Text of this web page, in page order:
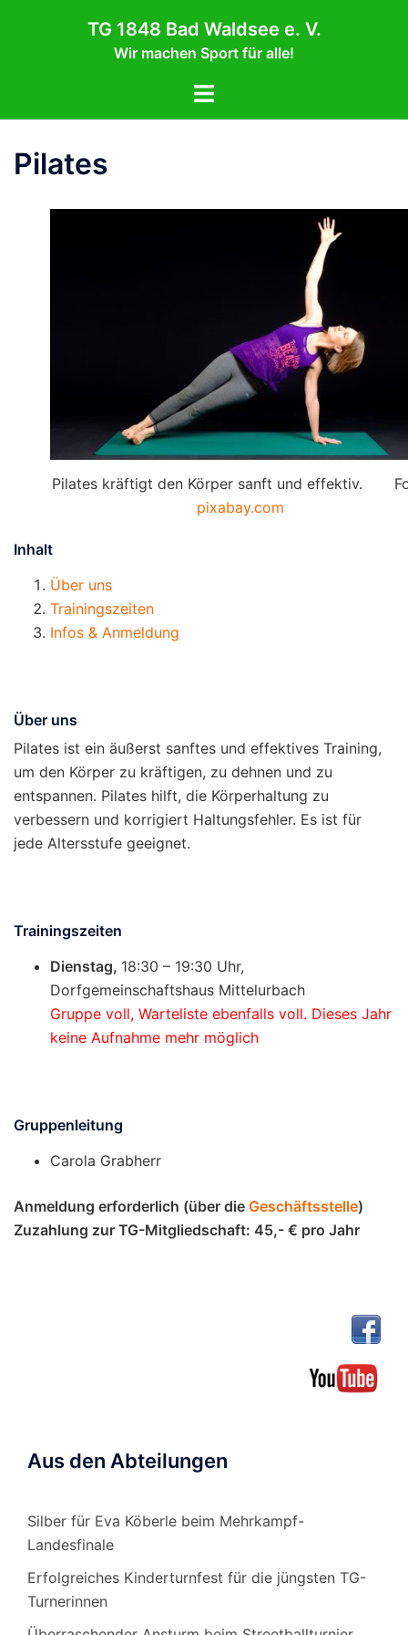
TG 1848 Bad Waldsee e. V.
Wir machen Sport für alle!
Menü
Pilates
Pilates kräftigt den Körper sanft und effektiv.
pixabay.com
Inhalt
Über uns
Trainingszeiten
Infos & Anmeldung
Über uns
Pilates ist ein äußerst sanftes und effektives Training,
um den Körper zu kräftigen, zu dehnen und zu
entspannen. Pilates hilft, die Körperhaltung zu
verbessern und korrigiert Haltungsfehler. Es ist für
jede Altersstufe geeignet.
Trainingszeiten
Dienstag, 18:30 – 19:30 Uhr,
Dorfgemeinschaftshaus Mittelurbach
Gruppe voll, Warteliste ebenfalls voll. Dieses Jahr
keine Aufnahme mehr möglich
Gruppenleitung
Carola Grabherr
Anmeldung erforderlich (über die Geschäftsstelle)
Zuzahlung zur TG-Mitgliedschaft: 45,- € pro Jahr
Aus den Abteilungen
Silber für Eva Köberle beim Mehrkampf-
Landesfinale
Erfolgreiches Kinderturnfest für die jüngsten TG-
Turnerinnen